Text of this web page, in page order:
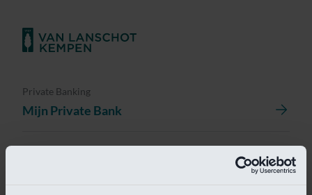
Private Banking
Mijn Private Bank